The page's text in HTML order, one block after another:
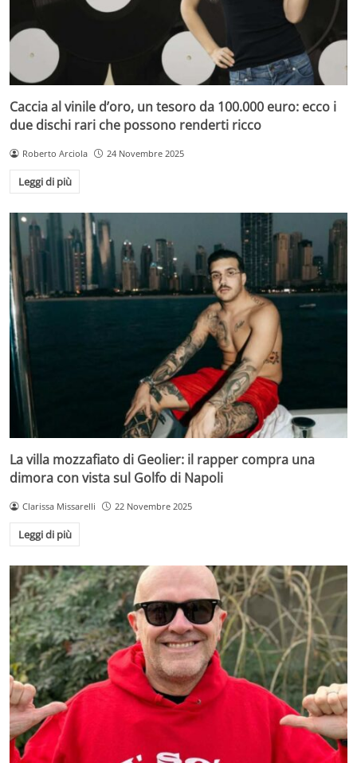
Caccia al vinile d’oro, un tesoro da 100.000 euro: ecco i
due dischi rari che possono renderti ricco
Roberto Arciola 24 Novembre 2025
Leggi di più
La villa mozzafiato di Geolier: il rapper compra una
dimora con vista sul Golfo di Napoli
Clarissa Missarelli 22 Novembre 2025
Leggi di più